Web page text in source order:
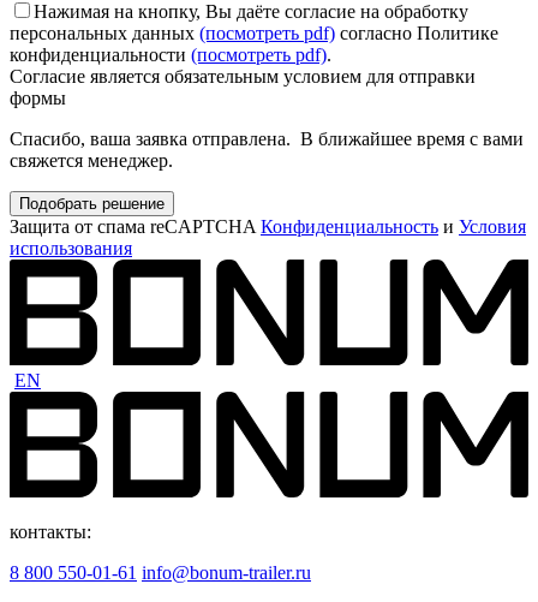
Нажимая на кнопку, Вы даёте согласие на обработку
персональных данных (посмотреть pdf) согласно Политике
конфиденциальности (посмотреть pdf).
Согласие является обязательным условием для отправки
формы
Спасибо, ваша заявка отправлена. В ближайшее время с вами
свяжется менеджер.
Подобрать решение
Защита от спама reCAPTCHAКонфиденциальность и Условия
использования
EN
контакты:
8 800 550-01-61 info@bonum-trailer.ru